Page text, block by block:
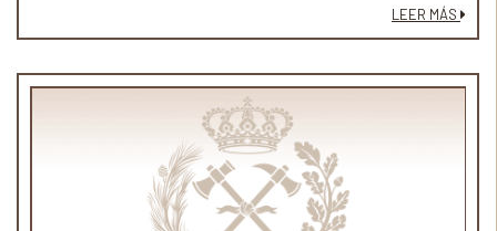
LEER MÁS